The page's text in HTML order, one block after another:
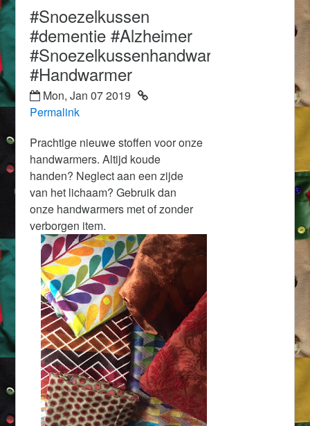
#Snoezelkussen
#dementie #Alzheimer
#Snoezelkussenhandwarmer
#Handwarmer
Mon, Jan 07 2019
Permalink
Prachtige nieuwe stoffen voor onze
handwarmers. Altijd koude
handen? Neglect aan een zijde
van het lichaam? Gebruik dan
onze handwarmers met of zonder
verborgen item.